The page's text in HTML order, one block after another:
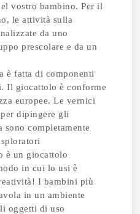
vostro bambino. Per il
le attività sulla
da uno
prescolare e da un
è fatta di componenti
Il giocattolo è conforme
europee. Le vernici
dipingere gli
sono completamente
è un giocattolo
in cui lo usi è
I bambini più
in un ambiente
oggetti di uso